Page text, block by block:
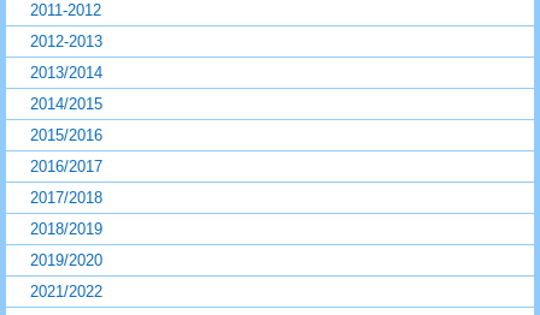
2011-2012
2012-2013
2013/2014
2014/2015
2015/2016
2016/2017
2017/2018
2018/2019
2019/2020
2021/2022